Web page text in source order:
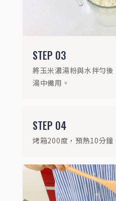
STEP 03
將玉米濃湯粉與水拌勻
湯中備用。
STEP 04
烤箱200度，預熱10分鐘
取平底鍋，倒入1匙橄